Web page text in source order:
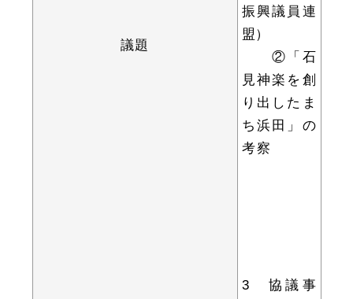
イベント情報
ごみ分別早見表
議題
振興議員連
盟）
②「石
見神楽を創
り出したま
ち浜田」の
考察
3 協議事